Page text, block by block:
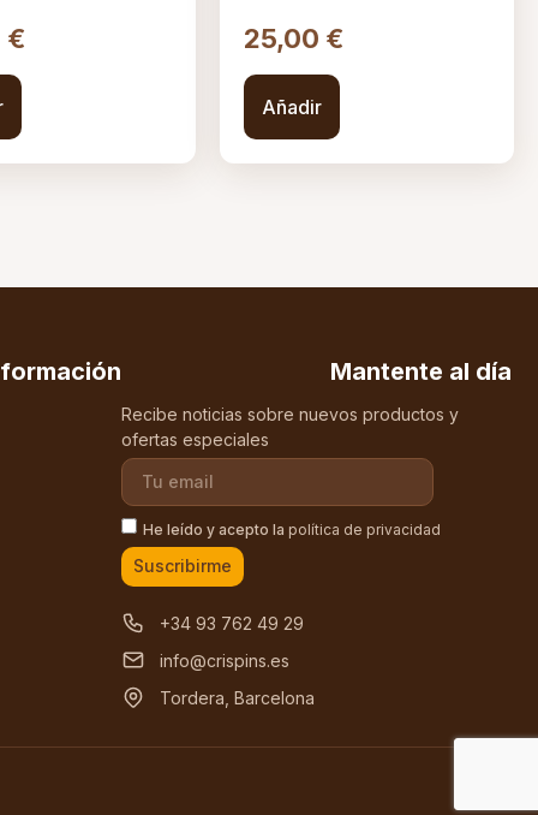
€ 25,00 €
Añadir
Mantente al día
Recibe noticias sobre nuevos productos y
ofertas especiales
He leído y acepto la política de privacidad
Suscribirme
+34 93 762 49 29
info@crispins.es
Tordera, Barcelona